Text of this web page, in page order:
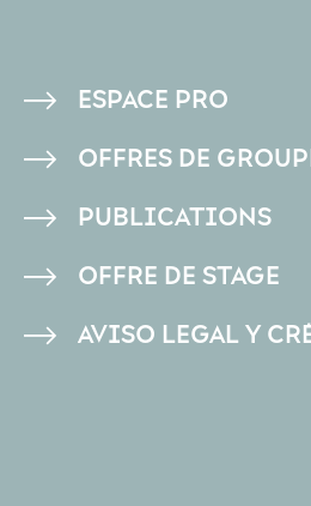
PIED
DE
ESPACE PRO
OFFRES DE
PUBLICATIONS
OFFRE DE STAGE
AVISO LEGAL Y